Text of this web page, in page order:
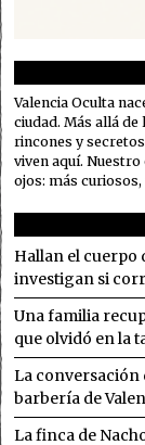
Valencia Oculta
ciudad. Más allá
rincones y
viven aquí.
ojos: más
Hallan el cuerpo
investigan si
Una familia
que olvidó en la
La conversación
barbería de
La finca de